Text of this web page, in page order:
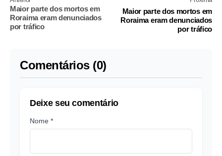
Maior parte dos mortos em
Roraima eram denunciados
por tráfico
Maior parte dos mortos em
Roraima eram denunciados
por tráfico
Comentários (0)
Deixe seu comentário
Nome *